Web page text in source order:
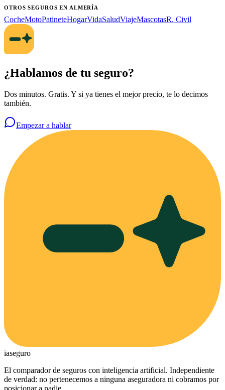
OTROS SEGUROSEN ALMERÍA
CocheMotoPatineteHogarVidaSaludViajeMascotasR. Civil
¿Hablamos de tu seguro?
Dos minutos. Gratis. Y si ya tienes el mejor precio, te lo decimos
también.
Empezar a hablar
iaseguro
El comparador de seguros con inteligencia artificial. Independiente
de verdad: no pertenecemos a ninguna aseguradora ni cobramos por
posicionar a nadie.